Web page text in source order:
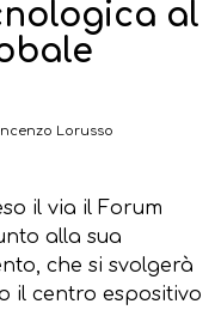
al
Lorusso
il via il Forum
alla sua
che si svolgerà
il centro espositivo